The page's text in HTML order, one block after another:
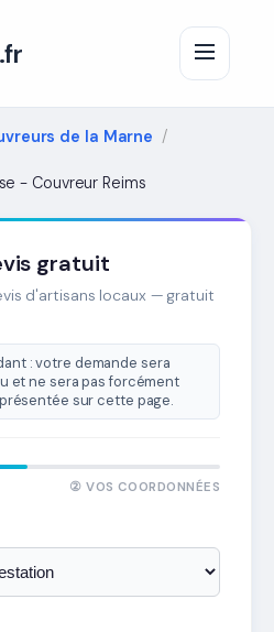
de la Marne
- Couvreur Reims
gratuit
d'artisans locaux — gratuit
: votre demande sera
et ne sera pas forcément
sur cette page.
② VOS COORDONNÉES